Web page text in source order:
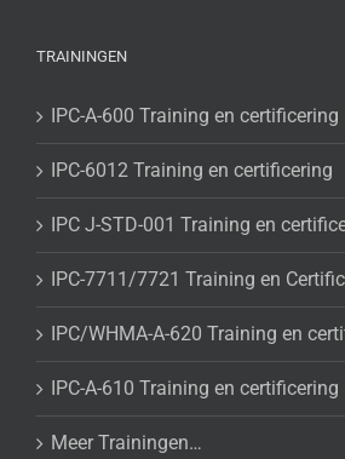
TRAININGEN
IPC-A-600 Training en certificering
IPC-6012 Training en certificering
IPC J-STD-001 Training en
IPC-7711/7721 Training en
IPC/WHMA-A-620 Training en
IPC-A-610 Training en certificering
Meer Trainingen…